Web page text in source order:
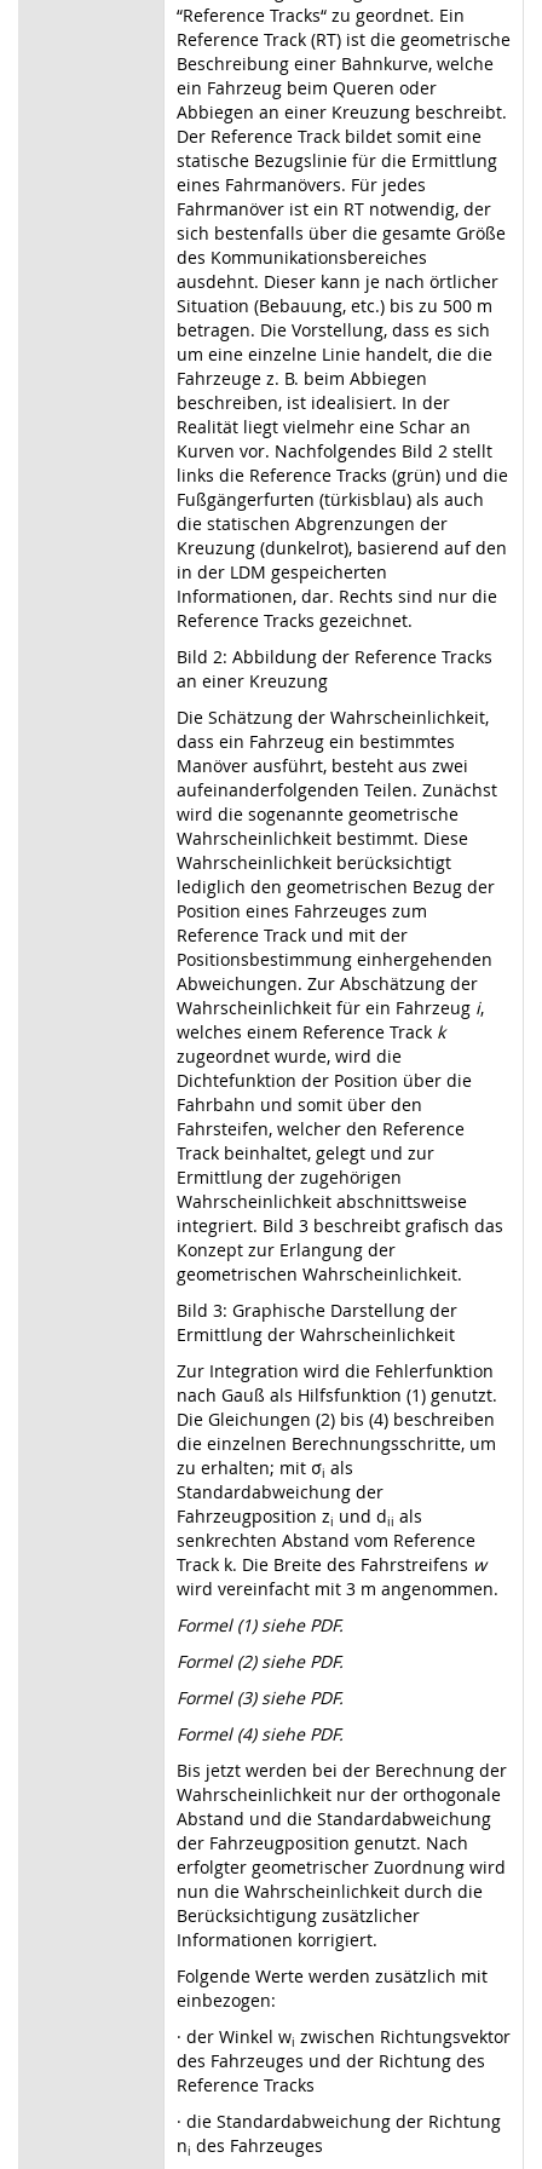
“Reference Tracks“ zu geordnet. Ein
Reference Track (RT) ist die geometrische
Beschreibung einer Bahnkurve, welche
ein Fahrzeug beim Queren oder
Abbiegen an einer Kreuzung beschreibt.
Der Reference Track bildet somit eine
statische Bezugslinie für die Ermittlung
eines Fahrmanövers. Für jedes
Fahrmanöver ist ein RT notwendig, der
sich bestenfalls über die gesamte Größe
des Kommunikationsbereiches
ausdehnt. Dieser kann je nach örtlicher
Situation (Bebauung, etc.) bis zu 500 m
betragen. Die Vorstellung, dass es sich
um eine einzelne Linie handelt, die die
Fahrzeuge z. B. beim Abbiegen
beschreiben, ist idealisiert. In der
Realität liegt vielmehr eine Schar an
Kurven vor. Nachfolgendes Bild 2 stellt
links die Reference Tracks (grün) und die
Fußgängerfurten (türkisblau) als auch
die statischen Abgrenzungen der
Kreuzung (dunkelrot), basierend auf den
in der LDM gespeicherten
Informationen, dar. Rechts sind nur die
Reference Tracks gezeichnet.
Bild 2: Abbildung der Reference Tracks
an einer Kreuzung
Die Schätzung der Wahrscheinlichkeit,
dass ein Fahrzeug ein bestimmtes
Manöver ausführt, besteht aus zwei
aufeinanderfolgenden Teilen. Zunächst
wird die sogenannte geometrische
Wahrscheinlichkeit bestimmt. Diese
Wahrscheinlichkeit berücksichtigt
lediglich den geometrischen Bezug der
Position eines Fahrzeuges zum
Reference Track und mit der
Positionsbestimmung einhergehenden
Abweichungen. Zur Abschätzung der
Wahrscheinlichkeit für ein Fahrzeug i,
welches einem Reference Track k
zugeordnet wurde, wird die
Dichtefunktion der Position über die
Fahrbahn und somit über den
Fahrsteifen, welcher den Reference
Track beinhaltet, gelegt und zur
Ermittlung der zugehörigen
Wahrscheinlichkeit abschnittsweise
integriert. Bild 3 beschreibt grafisch das
Konzept zur Erlangung der
geometrischen Wahrscheinlichkeit.
Bild 3: Graphische Darstellung der
Ermittlung der Wahrscheinlichkeit
Zur Integration wird die Fehlerfunktion
nach Gauß als Hilfsfunktion (1) genutzt.
Die Gleichungen (2) bis (4) beschreiben
die einzelnen Berechnungsschritte, um
zu erhalten; mit σi als
Standardabweichung der
Fahrzeugposition zi und dii als
senkrechten Abstand vom Reference
Track k. Die Breite des Fahrstreifens w
wird vereinfacht mit 3 m angenommen.
Formel (1) siehe PDF.
Formel (2) siehe PDF.
Formel (3) siehe PDF.
Formel (4) siehe PDF.
Bis jetzt werden bei der Berechnung der
Wahrscheinlichkeit nur der orthogonale
Abstand und die Standardabweichung
der Fahrzeugposition genutzt. Nach
erfolgter geometrischer Zuordnung wird
nun die Wahrscheinlichkeit durch die
Berücksichtigung zusätzlicher
Informationen korrigiert.
Folgende Werte werden zusätzlich mit
einbezogen:
· der Winkel wi zwischen Richtungsvektor
des Fahrzeuges und der Richtung des
Reference Tracks
· die Standardabweichung der Richtung
ni des Fahrzeuges